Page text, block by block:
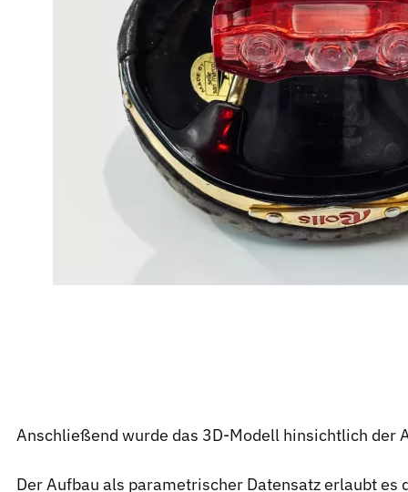
Anschließend wurde das 3D-Modell hinsichtlich der
Der Aufbau als parametrischer Datensatz erlaubt